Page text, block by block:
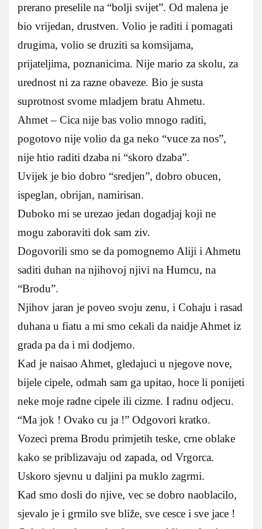
prerano preselile na “bolji svijet”. Od malena je
bio vrijedan, drustven. Volio je raditi i pomagati
drugima, volio se druziti sa komsijama,
prijateljima, poznanicima. Nije mario za skolu, za
urednost ni za razne obaveze. Bio je susta
suprotnost svome mladjem bratu Ahmetu.
Ahmet – Cica nije bas volio mnogo raditi,
pogotovo nije volio da ga neko “vuce za nos”,
nije htio raditi dzaba ni “skoro dzaba”.
Uvijek je bio dobro “sredjen”, dobro obucen,
ispeglan, obrijan, namirisan.
Duboko mi se urezao jedan dogadjaj koji ne
mogu zaboraviti dok sam ziv.
Dogovorili smo se da pomognemo Aliji i Ahmetu
saditi duhan na njihovoj njivi na Humcu, na
“Brodu”.
Njihov jaran je poveo svoju zenu, i Cohaju i rasad
duhana u fiatu a mi smo cekali da naidje Ahmet iz
grada pa da i mi dodjemo.
Kad je naisao Ahmet, gledajuci u njegove nove,
bijele cipele, odmah sam ga upitao, hoce li ponijeti
neke moje radne cipele ili cizme. I radnu odjecu.
“Ma jok ! Ovako cu ja !” Odgovori kratko.
Vozeci prema Brodu primjetih teske, crne oblake
kako se priblizavaju od zapada, od Vrgorca.
Uskoro sjevnu u daljini pa muklo zagrmi.
Kad smo dosli do njive, vec se dobro naoblacilo,
sjevalo je i grmilo sve bliže, sve cesce i sve jace !